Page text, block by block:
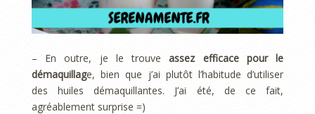
– En outre, je le trouve assez efficace pour le
démaquillage, bien que j’ai plutôt l’habitude d’utiliser
des huiles démaquillantes. J’ai été, de ce fait,
agréablement surprise =)